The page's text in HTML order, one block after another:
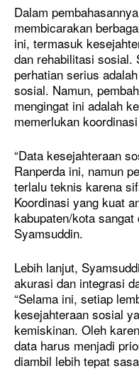
Dalam
membicarakan
ini, termasuk
dan rehabilitasi sosial.
perhatian serius
sosial. Namun,
mengingat ini adalah
memerlukan
“Data kesejahteraan
Ranperda ini, namun
terlalu teknis karena
Koordinasi yang kuat
kabupaten/kota sangat
Syamsuddin.
Lebih lanjut,
akurasi dan integrasi
“Selama ini, setiap
kesejahteraan sosial
kemiskinan. Oleh
data harus menjadi
diambil lebih tepat